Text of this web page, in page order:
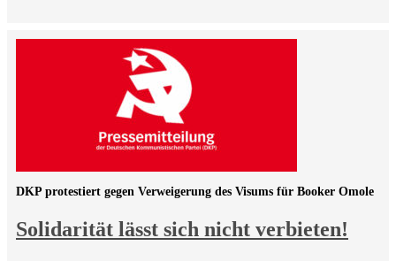
Solidarität lässt sich nicht verbieten!
DKP protestiert gegen Verweigerung des Visums für Booker Omole